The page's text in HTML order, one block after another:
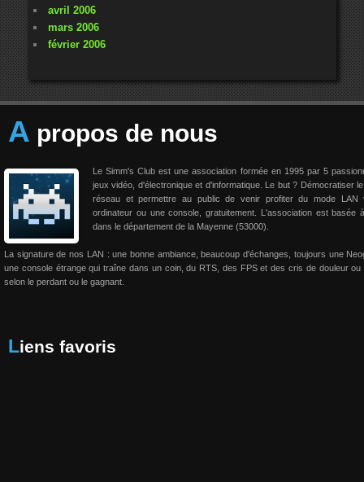
avril 2006
mars 2006
février 2006
A propos de nous
Le Simm's Club est une association formée en 1995 par 5
jeux vidéo, d'électronique et d'informatique. Le but ? Démocratiser
réseau et permettre au public de venir profiter du mode LAN
ordinateur ou une console, gratuitement. L'association est basée
dans le département de la Mayenne (53000).
La signature de nos LAN : une bonne ambiance, beaucoup d'échanges, toujours une
une console étrange qui traîne dans un coin, du RTS, des FPS et des cris de douleur ou
selon le perdant ou le gagnant.
Liens favoris